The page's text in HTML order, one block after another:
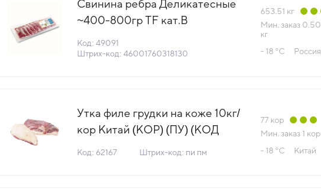
Свинина ребра Деликатесные
~400-800гр TF кат.В
49091) (-18°С)
Код: 49091
Штрих-код: 46001760318130
653.51 кг
Мин. заказ 0.50
кг
- 18 °С
Россия
Утка филе грудки на коже 10кг/
кор Китай (КОР) (ПУ) (КОД
Код: 62167 Штрих-код: пи пм
77кор
Мин. заказ 1 кор
- 18 °С
Китай